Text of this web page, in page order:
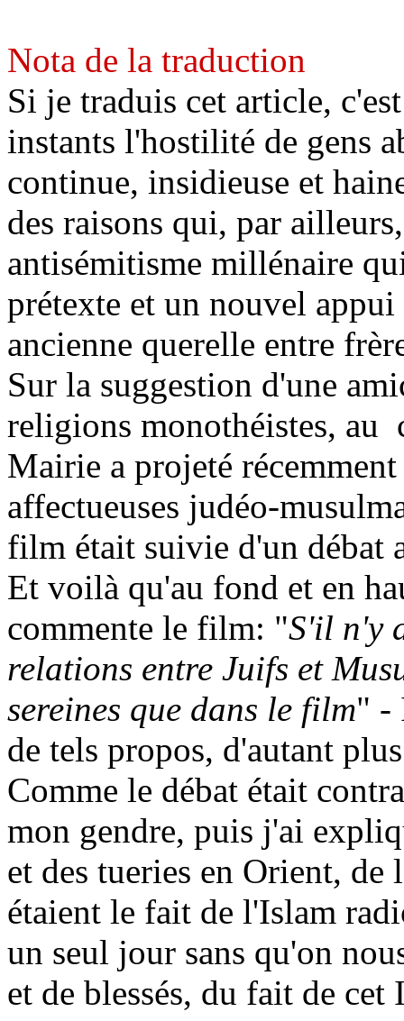
Nota de la traduction
Si je traduis cet article,
instants l'hostilité de gens
continue, insidieuse et
des raisons qui, par
antisémitisme millénaire
prétexte et un nouvel
ancienne querelle entre
Sur la suggestion d'une
religions monothéistes, au
Mairie a projeté
affectueuses judéo-
film était suivie d'un débat
Et voilà qu'au fond et en
commente le film: "S'il n'y
relations entre Juifs et
sereines que dans le film" -
de tels propos, d'autant
Comme le débat était
mon gendre, puis j'ai
et des tueries en Orient,
étaient le fait de l'Islam
un seul jour sans qu'on
et de blessés, du fait de